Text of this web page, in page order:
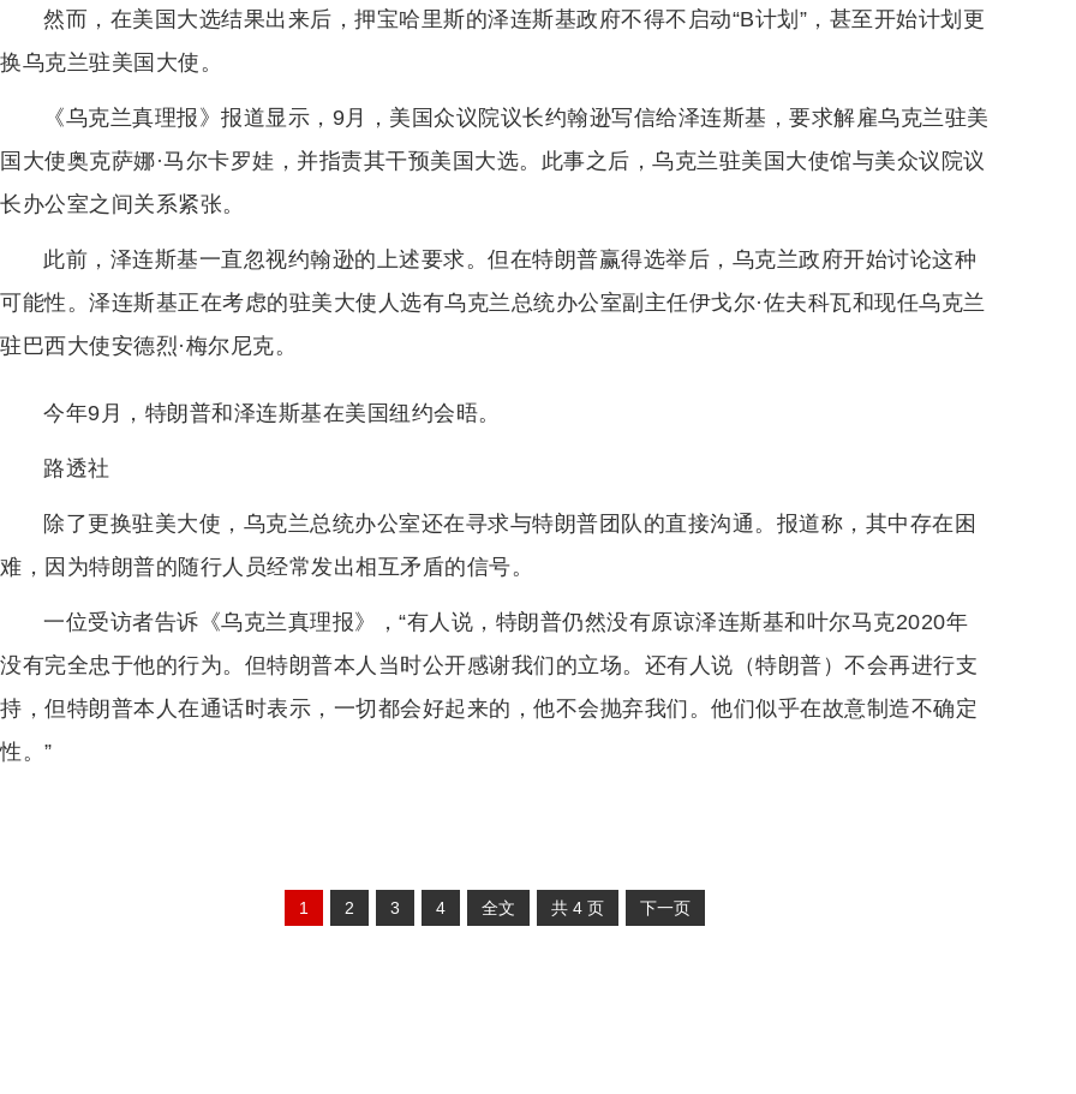
然而，在美国大选结果出来后，押宝哈里斯的泽连斯基政府不得不启动“B计划”，甚至开始计划更
换乌克兰驻美国大使。
《乌克兰真理报》报道显示，9月，美国众议院议长约翰逊写信给泽连斯基，要求解雇乌克兰驻美
国大使奥克萨娜·马尔卡罗娃，并指责其干预美国大选。此事之后，乌克兰驻美国大使馆与美众议院议
长办公室之间关系紧张。
此前，泽连斯基一直忽视约翰逊的上述要求。但在特朗普赢得选举后，乌克兰政府开始讨论这种
可能性。泽连斯基正在考虑的驻美大使人选有乌克兰总统办公室副主任伊戈尔·佐夫科瓦和现任乌克兰
驻巴西大使安德烈·梅尔尼克。
今年9月，特朗普和泽连斯基在美国纽约会晤。
路透社
除了更换驻美大使，乌克兰总统办公室还在寻求与特朗普团队的直接沟通。报道称，其中存在困
难，因为特朗普的随行人员经常发出相互矛盾的信号。
一位受访者告诉《乌克兰真理报》，“有人说，特朗普仍然没有原谅泽连斯基和叶尔马克2020年
没有完全忠于他的行为。但特朗普本人当时公开感谢我们的立场。还有人说（特朗普）不会再进行支
持，但特朗普本人在通话时表示，一切都会好起来的，他不会抛弃我们。他们似乎在故意制造不确定
性。”
1 2 3 4 全文 共 4 页 下一页